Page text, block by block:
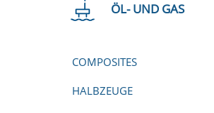
ÖL- UND GAS
COMPOSITES
HALBZEUGE